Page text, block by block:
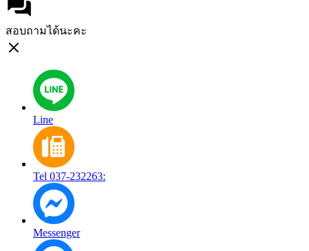
สอบถามได้นะคะ
Line
Tel 037-232263:
Messenger